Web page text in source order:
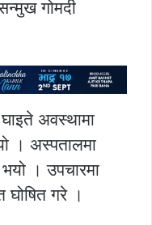
गोमदी
अवस्थामा
। अस्पतालमा
। उपचारमा
गरे ।